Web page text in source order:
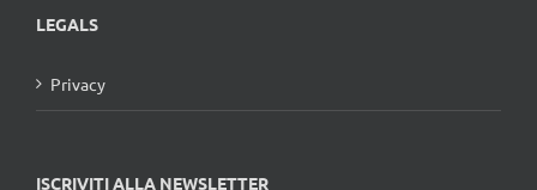
LEGALS
Privacy
ISCRIVITI ALLA NEWSLETTER